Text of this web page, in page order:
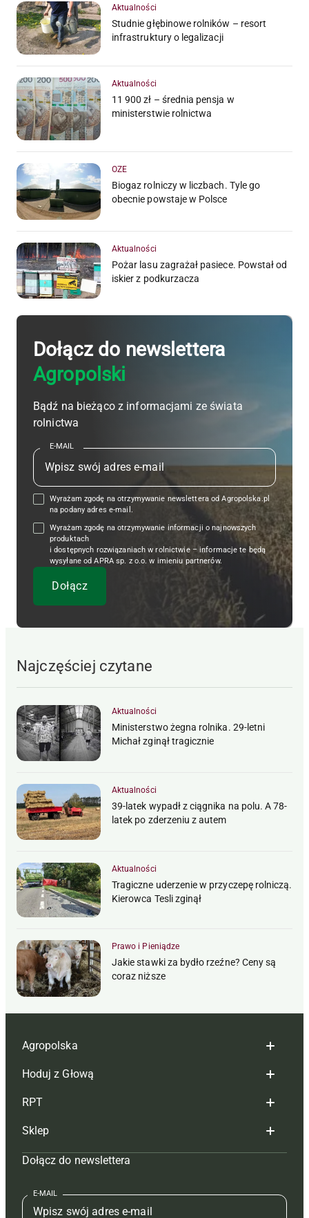
Aktualności
Studnie głębinowe rolników – resort
infrastruktury o legalizacji
Aktualności
11 900 zł – średnia pensja w
ministerstwie rolnictwa
OZE
Biogaz rolniczy w liczbach. Tyle go
obecnie powstaje w Polsce
Aktualności
Pożar lasu zagrażał pasiece. Powstał od
iskier z podkurzacza
Dołącz do newslettera
Agropolski
Bądź na bieżąco z informacjami ze świata
rolnictwa
E-MAIL
Wyrażam zgodę na otrzymywanie newslettera od Agropolska.pl
na podany adres e-mail.
Wyrażam zgodę na otrzymywanie informacji o najnowszych
produktach
i dostępnych rozwiązaniach w rolnictwie – informacje te będą
wysyłane od APRA sp. z o.o. w imieniu partnerów.
Najczęściej czytane
Aktualności
Ministerstwo żegna rolnika. 29-letni
Michał zginął tragicznie
Aktualności
39-latek wypadł z ciągnika na polu. A 78-
latek po zderzeniu z autem
Aktualności
Tragiczne uderzenie w przyczepę rolniczą.
Kierowca Tesli zginął
Prawo i Pieniądze
Jakie stawki za bydło rzeźne? Ceny są
coraz niższe
Agropolska
Redakcja
Reklama
Tagi
Mapa serwisu
Kontakt
Hoduj z Głową
Hoduj z głową bydło
Hoduj z głową świnie
Prenumerata
Redakcja
RPT
Redakcja
Prenumerata
Reklama
Sklep
Czasopisma i prenumerata
Książki
Dołącz do newslettera
E-MAIL